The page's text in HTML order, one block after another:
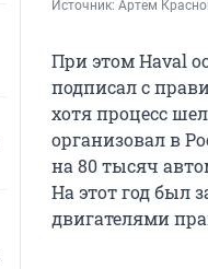
Источник: Артем
При этом Haval
подписал с
хотя процесс
организовал в
на 80 тысяч
На этот год был
двигателями